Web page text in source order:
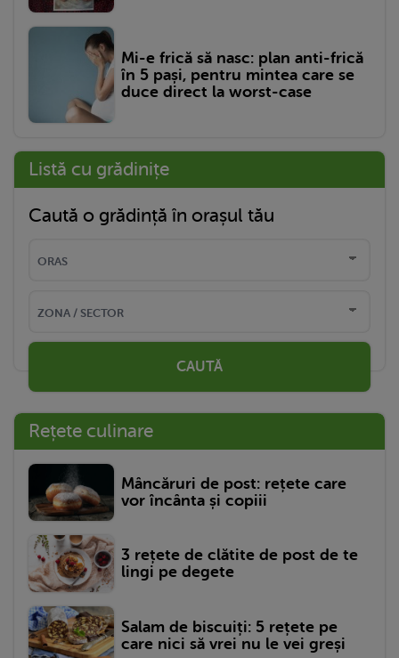
Mi-e frică să nasc: plan anti-frică
în 5 pași, pentru mintea care se
duce direct la worst-case
Listă cu grădinițe
Caută o grădință în orașul tău
CAUTĂ
Rețete culinare
Mâncăruri de post: rețete care
vor încânta și copiii
3 rețete de clătite de post de te
lingi pe degete
Salam de biscuiți: 5 rețete pe
care nici să vrei nu le vei greși